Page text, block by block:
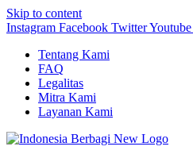
Skip to content
Instagram Facebook TwitterYoutube
Tentang Kami
FAQ
Legalitas
Mitra Kami
Layanan Kami